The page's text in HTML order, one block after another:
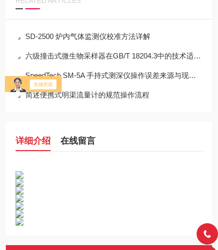
SD-2500 炉内气体监测仪校准方法详解
六级撞击式微生物采样器在GB/T 18204.3中的技术适配性分析
SpeedTech SM-5A 手持式测深仪操作误差来源与现场应用技术规范
简述便携式明渠流量计的规范操作流程
详细介绍 在线留言